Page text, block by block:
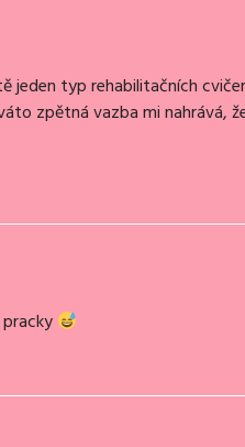
jeden typ rehabilitačních
zpětná vazba mi nahrává,